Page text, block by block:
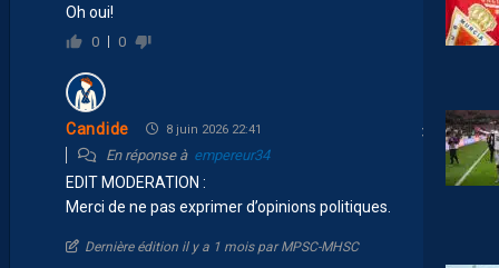
Oh oui!
0 0
Candide 8 juin 2026 22:41
En réponse à empereur34
EDIT MODERATION :
Merci de ne pas exprimer d’opinions politiques.
Dernière édition il y a 1 mois par MPSC-MHSC